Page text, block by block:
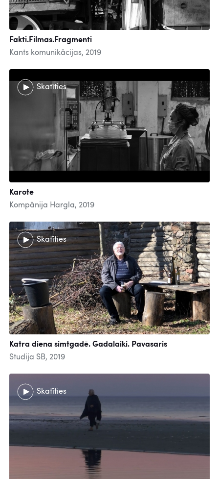
Fakti.Filmas.Fragmenti
Kants komunikācijas, 2019
Skatīties
Karote
Kompānija Hargla, 2019
Skatīties
Katra diena simtgadē. Gadalaiki. Pavasaris
Studija SB, 2019
Skatīties